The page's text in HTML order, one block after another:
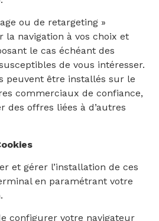
ou de retargeting »
la navigation à vos choix et
le cas échéant des
de vous intéresser.
peuvent être installés sur le
commerciaux de confiance,
des offres liées à d’autres
et gérer l’installation de ces
en paramétrant votre
configurer votre navigateur